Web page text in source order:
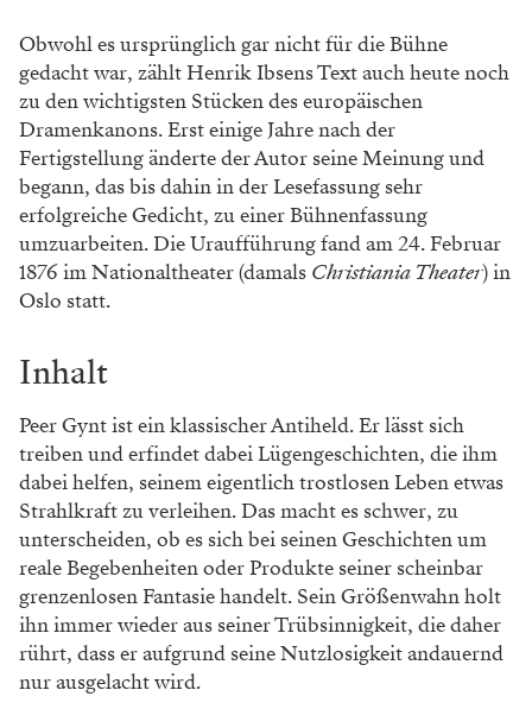
Obwohl es ursprünglich gar nicht für die Bühne
gedacht war, zählt Henrik Ibsens Text auch heute noch
zu den wichtigsten Stücken des europäischen
Dramenkanons. Erst einige Jahre nach der
Fertigstellung änderte der Autor seine Meinung und
begann, das bis dahin in der Lesefassung sehr
erfolgreiche Gedicht, zu einer Bühnenfassung
umzuarbeiten. Die Uraufführung fand am 24. Februar
1876 im Nationaltheater (damals Christiania Theater) in
Oslo statt.
Inhalt
Peer Gynt ist ein klassischer Antiheld. Er lässt sich
treiben und erfindet dabei Lügengeschichten, die ihm
dabei helfen, seinem eigentlich trostlosen Leben etwas
Strahlkraft zu verleihen. Das macht es schwer, zu
unterscheiden, ob es sich bei seinen Geschichten um
reale Begebenheiten oder Produkte seiner scheinbar
grenzenlosen Fantasie handelt. Sein Größenwahn holt
ihn immer wieder aus seiner Trübsinnigkeit, die daher
rührt, dass er aufgrund seine Nutzlosigkeit andauernd
nur ausgelacht wird.